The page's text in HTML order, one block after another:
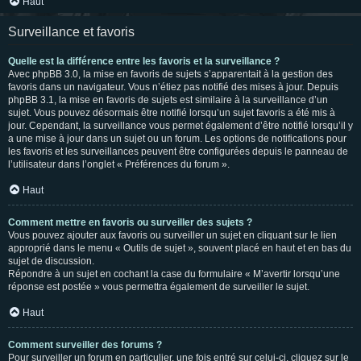
Surveillance et favoris
Quelle est la différence entre les favoris et la surveillance ?
Avec phpBB 3.0, la mise en favoris de sujets s’apparentait à la gestion des
favoris dans un navigateur. Vous n’étiez pas notifié des mises à jour. Depuis
phpBB 3.1, la mise en favoris de sujets est similaire à la surveillance d’un
sujet. Vous pouvez désormais être notifié lorsqu’un sujet favoris a été mis à
jour. Cependant, la surveillance vous permet également d’être notifié lorsqu’il y
a une mise à jour dans un sujet ou un forum. Les options de notifications pour
les favoris et les surveillances peuvent être configurées depuis le panneau de
l’utilisateur dans l’onglet « Préférences du forum ».
Haut
Comment mettre en favoris ou surveiller des sujets ?
Vous pouvez ajouter aux favoris ou surveiller un sujet en cliquant sur le lien
approprié dans le menu « Outils de sujet », souvent placé en haut et en bas du
sujet de discussion.
Répondre à un sujet en cochant la case du formulaire « M’avertir lorsqu’une
réponse est postée » vous permettra également de surveiller le sujet.
Haut
Comment surveiller des forums ?
Pour surveiller un forum en particulier, une fois entré sur celui-ci, cliquez sur le